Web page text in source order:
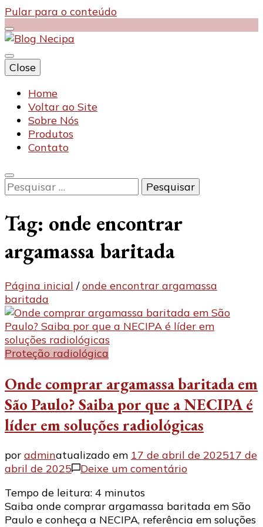
Pular para o conteúdo
Blog Necipa
Close
Home
Voltar ao Site
Sobre Nós
Produtos
Contato
Pesquisar
por:
Tag: onde encontrar
argamassa baritada
Página inicial / onde encontrar argamassa
baritada
Proteção radiológica
Onde comprar argamassa baritada em
São Paulo? Saiba por que a NECIPA é
líder em soluções radiológicas
por adminatualizado em 17 de abril de 202517 de
abril de 2025
Deixe um comentárioem
argamassa
baritada
Tempo de leitura: 4 minutos
Saiba onde comprar argamassa baritada em São
Paulo e conheça a NECIPA, referência em soluções